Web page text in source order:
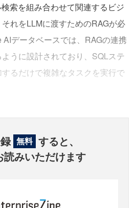
索を組み合わせて関連するビジ
れをLLMに渡すためのRAGが必
データベースでは、RAGの連携
うに設計されており、SQLステ
るだけで複雑なタスクを実行で
無料 すると、
読みいただけます